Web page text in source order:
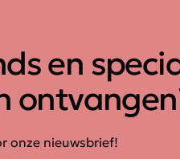
en
onze nieuwsbrief!